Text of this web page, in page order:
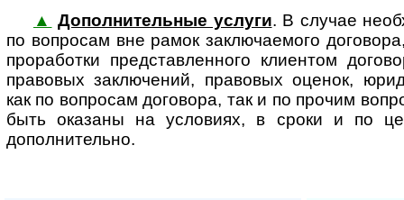
▲ Дополнительные услуги. В случае
по вопросам вне рамок заклю­ча­е­мого
проработки представленного клиентом
правовых заключений, правовых оценок,
как по вопросам договора, так и по прочим
быть оказаны на условиях, в сроки и по
дополнительно.